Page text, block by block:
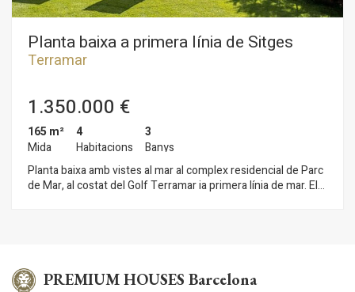
Planta baixa a primera línia de Sitges
Terramar
1.350.000 €
165 m²
Mida
4
Habitacions
3
Banys
Planta baixa amb vistes al mar al complex residencial de Parc
de Mar, al costat del Golf Terramar ia primera línia de mar. El
enjardinades amb fonts, cosa que fan del mateix una
PREMIUM HOUSES Barcelona